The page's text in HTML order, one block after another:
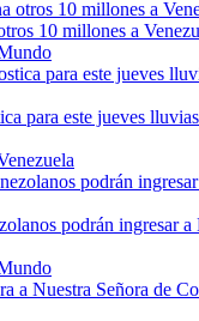
10 millones a
para este jueves
podrán ingresar a